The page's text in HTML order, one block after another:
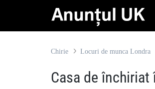
Chirie Locuri de munca Londra
Casa de închiriat